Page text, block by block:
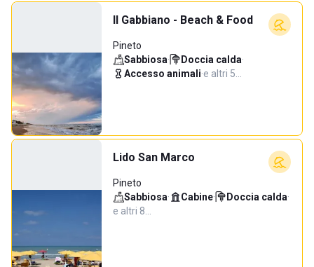
Il Gabbiano - Beach & Food
Pineto
Sabbiosa· Doccia calda·
Accesso animali·e altri 5…
Lido San Marco
Pineto
Sabbiosa· Cabine· Doccia calda·
e altri 8…